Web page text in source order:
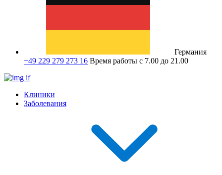
Германия
+49 229 279 273 16 Время работы с 7.00 до 21.00
Клиники
Заболевания